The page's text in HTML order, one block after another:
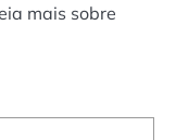
mais sobre